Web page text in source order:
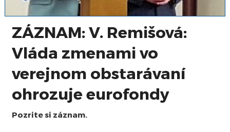
ZÁZNAM: V. Remišová:
Vláda zmenami vo
verejnom obstarávaní
ohrozuje eurofondy
Pozrite si záznam.